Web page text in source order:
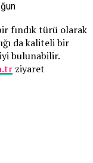
fındık türü olarak
da kaliteli bir
bulunabilir.
ziyaret